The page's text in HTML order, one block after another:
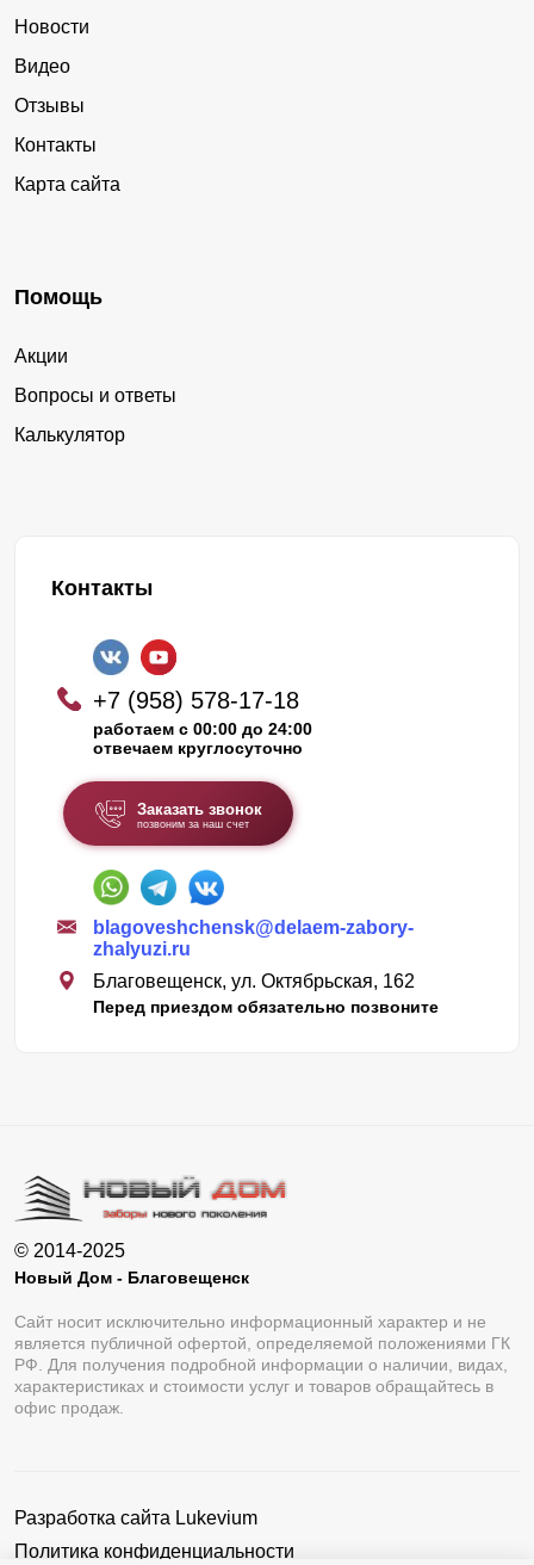
Новости
Видео
Отзывы
Контакты
Карта сайта
Помощь
Акции
Вопросы и ответы
Калькулятор
Контакты
+7 (958) 578-17-18
работаем с 00:00 до 24:00
отвечаем круглосуточно
Заказать звонок
позвоним за наш счет
blagoveshchensk@delaem-zabory-
zhalyuzi.ru
Благовещенск, ул. Октябрьская, 162
Перед приездом обязательно позвоните
© 2014-2025
Новый Дом - Благовещенск
Сайт носит исключительно информационный характер и не
является публичной офертой, определяемой положениями ГК
РФ. Для получения подробной информации о наличии, видах,
характеристиках и стоимости услуг и товаров обращайтесь в
офис продаж.
Разработка сайта Lukevium
Политика конфиденциальности